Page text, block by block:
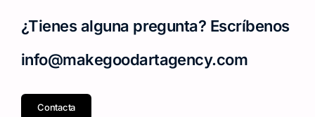
¿Tienes alguna pregunta? Escríbenos
info@makegoodartagency.com
Contacta